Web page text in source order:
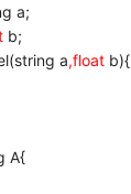
a;
b;
a,float b){
A{